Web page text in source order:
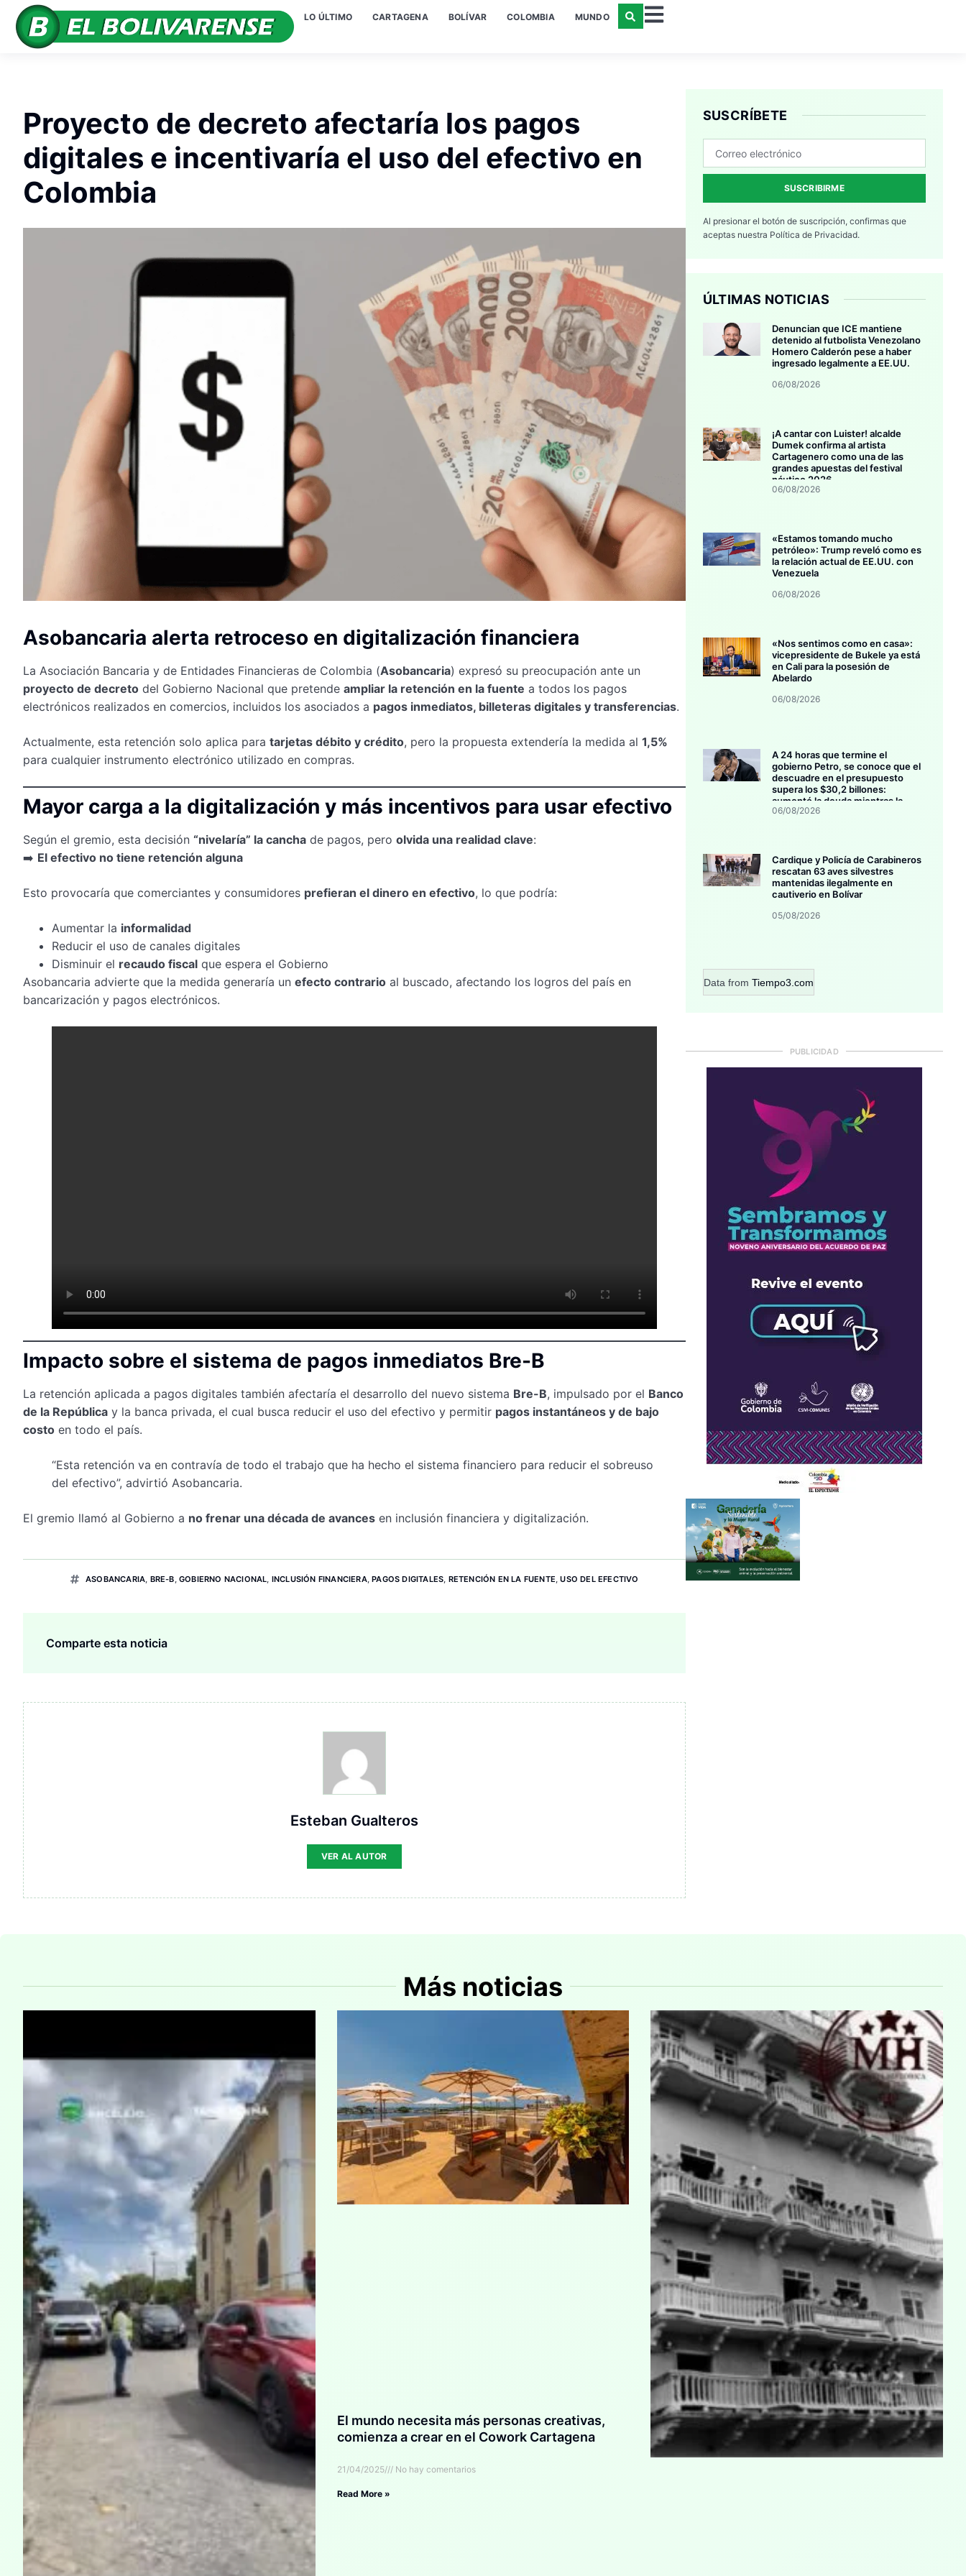
LO ÚLTIMO CARTAGENA BOLÍVAR COLOMBIA MUNDO
Proyecto de decreto afectaría los pagos
digitales e incentivaría el uso del efectivo en
Colombia
Asobancaria alerta retroceso en digitalización financiera
La Asociación Bancaria y de Entidades Financieras de Colombia (Asobancaria) expresó su preocupación ante un
proyecto de decreto del Gobierno Nacional que pretende ampliar la retención en la fuente a todos los pagos
electrónicos realizados en comercios, incluidos los asociados a pagos inmediatos, billeteras digitales y transferencias.
Actualmente, esta retención solo aplica para tarjetas débito y crédito, pero la propuesta extendería la medida al 1,5%
para cualquier instrumento electrónico utilizado en compras.
Mayor carga a la digitalización y más incentivos para usar efectivo
Según el gremio, esta decisión “nivelaría” la cancha de pagos, pero olvida una realidad clave:
➡️ El efectivo no tiene retención alguna
Esto provocaría que comerciantes y consumidores prefieran el dinero en efectivo, lo que podría:
Aumentar la informalidad
Reducir el uso de canales digitales
Disminuir el recaudo fiscal que espera el Gobierno
Asobancaria advierte que la medida generaría un efecto contrario al buscado, afectando los logros del país en
bancarización y pagos electrónicos.
Impacto sobre el sistema de pagos inmediatos Bre-B
La retención aplicada a pagos digitales también afectaría el desarrollo del nuevo sistema Bre-B, impulsado por el Banco
de la República y la banca privada, el cual busca reducir el uso del efectivo y permitir pagos instantáneos y de bajo
costo en todo el país.
“Esta retención va en contravía de todo el trabajo que ha hecho el sistema financiero para reducir el sobreuso
del efectivo”, advirtió Asobancaria.
El gremio llamó al Gobierno a no frenar una década de avances en inclusión financiera y digitalización.
ASOBANCARIA BRE-B GOBIERNO NACIONAL INCLUSIÓN FINANCIERA,PAGOS DIGITALES RETENCIÓN EN LA FUENTE ,USO DEL EFECTIVO
Comparte esta noticia
Esteban Gualteros
VER AL AUTOR
SUSCRÍBETE
SUSCRIBIRME
Al presionar el botón de suscripción, confirmas que
aceptas nuestra Política de Privacidad.
ÚLTIMAS NOTICIAS
Denuncian que ICE mantiene
detenido al futbolista Venezolano
Homero Calderón pese a haber
ingresado legalmente a EE.UU.
06/08/2026
¡A cantar con Luister! alcalde
Dumek confirma al artista
Cartagenero como una de las
grandes apuestas del festival
náutico 2026
06/08/2026
«Estamos tomando mucho
petróleo»: Trump reveló como es
la relación actual de EE.UU. con
Venezuela
06/08/2026
«Nos sentimos como en casa»:
vicepresidente de Bukele ya está
en Cali para la posesión de
Abelardo
06/08/2026
A 24 horas que termine el
gobierno Petro, se conoce que el
descuadre en el presupuesto
supera los $30,2 billones:
aumentó la deuda mientras la
inversión se estanca
06/08/2026
Cardique y Policía de Carabineros
rescatan 63 aves silvestres
mantenidas ilegalmente en
cautiverio en Bolívar
05/08/2026
Data from Tiempo3.com
PUBLICIDAD
Más noticias
El mundo necesita más personas creativas,
comienza a crear en el Cowork Cartagena
21/04/2025 No hay comentarios
Read More »